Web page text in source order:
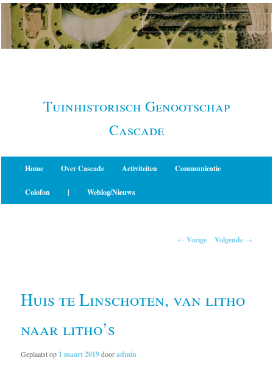
Spring
naar
primaire
Tuinhistorisch Genootschap
Cascade
Home Over Cascade Activiteiten Communicatie
Colofon | Weblog/Nieuws
← Vorige Volgende →
Huis te Linschoten, van litho
naar litho’s
Geplaatst op 1 maart 2019dooradmin